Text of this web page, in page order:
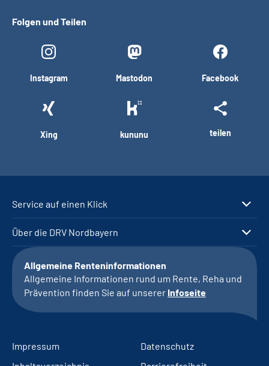
Folgen und Teilen
Instagram Mastodon Facebook
Xing kununu teilen
Service auf einen Klick
Über die DRV Nordbayern
Allgemeine Renteninformationen
Allgemeine Informationen rund um Rente, Reha und
Prävention finden Sie auf unserer Infoseite
Impressum
Datenschutz